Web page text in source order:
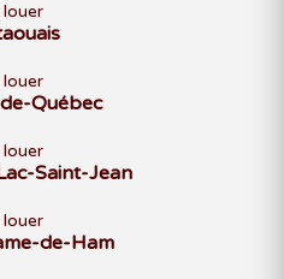
louer
louer
Québec
louer
Saint-Jean
louer
de-Ham